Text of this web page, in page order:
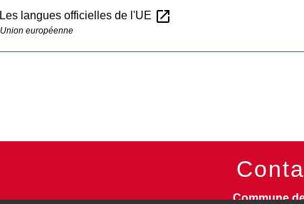
Les langues officielles de l'UE open_in_new
Union européenne
Commune